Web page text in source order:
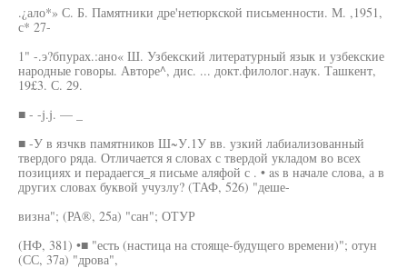
.¿ало*» С. Б. Памятники дре'нетюркской письменности. М. ,1951,
с* 27-
1" -.э?бпурах.:ано« Ш. Узбекский литературный язык и узбекские
народные говоры. Авторе^, дис. ... докт.филолог.наук. Ташкент,
19£3. С. 29.
■ - -j.j. — _
■ -У в язчкв памятников Ш~У.1У вв. узкий лабиализованный
твердого ряда. Отличается я словах с твердой укладом во всех
позициях и перадаегся_я письме аляфой с . • as в начале слова, а в
других словах буквой учузлу? (ТАФ, 526) "деше-
визна"; (РА®, 25а) "сан"; ОТУР
(НФ, 381) •■ "есть (настица на стояще-будущего времени)"; отун
(СС, 37а) "дрова",